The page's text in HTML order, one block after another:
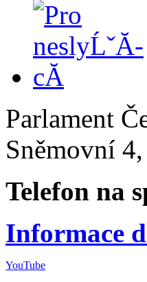
Parlament
Sněmovní
Telefon na
Informace
YouTube